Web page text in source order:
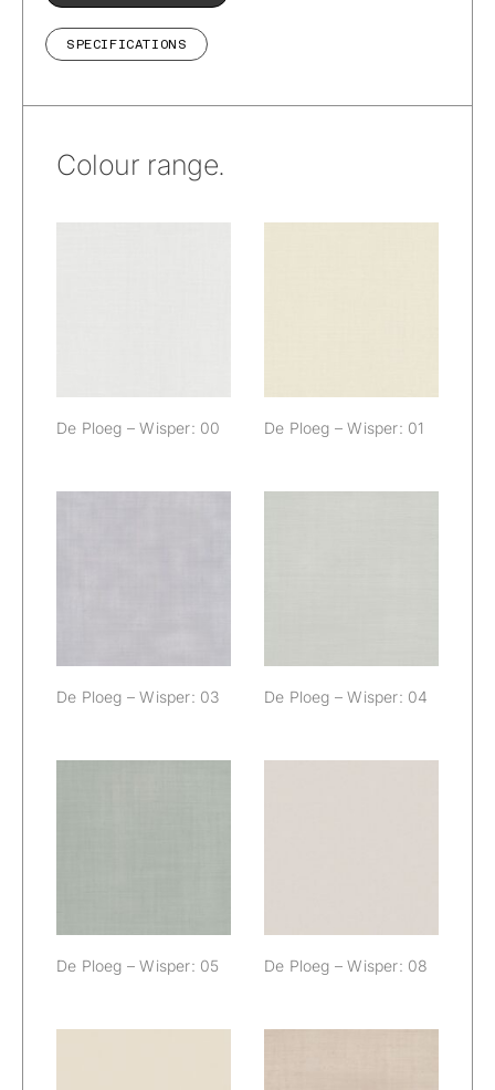
SPECIFICATIONS
Colour range.
De Ploeg – Wisper: 00 De Ploeg – Wisper: 01
De Ploeg – Wisper: 03 De Ploeg – Wisper: 04
De Ploeg – Wisper: 05 De Ploeg – Wisper: 08